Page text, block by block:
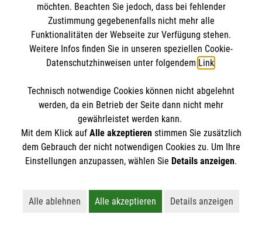
Kontakt
Malteser in Deutschland
Malteserorden
Sharepoint
Spendenkonto
Bank: Pax-Bank
IBAN: DE26 3706 0120 1201 2260 11
BIC: GENODED1PA7
So finden Sie uns
Gliederung Taucha
Pfarrgruppe Burgstädt
04425 Taucha
Der Malteser Hilfsdienst e.V. ist als eingetragene
Gewerbesteuer befreit.
möchten. Beachten Sie jedoch, dass bei fehlender
Zustimmung gegebenenfalls nicht mehr alle
Funktionalitäten der Webseite zur Verfügung stehen.
Weitere Infos finden Sie in unseren speziellen Cookie-
Datenschutzhinweisen unter folgendem Link.
Technisch notwendige Cookies können nicht abgelehnt
werden, da ein Betrieb der Seite dann nicht mehr
gewährleistet werden kann.
Mit dem Klick auf Alle akzeptierenstimmen Sie zusätzlich
dem Gebrauch der nicht notwendigen Cookies zu. Um Ihre
Einstellungen anzupassen, wählen Sie Details anzeigen.
Alle ablehnen
Lehnt alle nicht-essentiellen Cookies ab
Alle akzeptieren
Akzeptiert alle Cookies
Details anzeigen